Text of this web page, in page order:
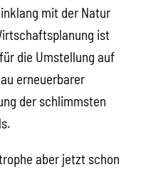
mit der Natur
ist
die Umstellung auf
erneuerbarer
der schlimmsten
aber jetzt schon